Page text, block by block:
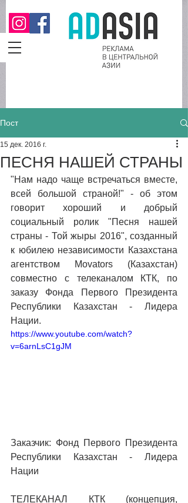
Пост
ПЕСНЯ НАШЕЙ СТРАНЫ
15 дек. 2016 г.
"Нам надо чаще встречаться вместе,
всей большой страной!" - об этом
говорит хороший и добрый
социальный ролик "Песня нашей
страны - Той жыры 2016", созданный
к юбилею независимости Казахстана
агентством Movators (Казахстан)
совместно с телеканалом КТК, по
заказу Фонда Первого Президента
Республики Казахстан - Лидера
Нации.
https://www.youtube.com/watch?
v=6arnLsC1gJM
Заказчик: Фонд Первого Президента
Республики Казахстан - Лидера
Нации
ТЕЛЕКАНАЛ КТК (концепция,